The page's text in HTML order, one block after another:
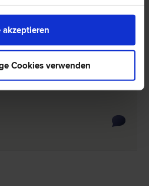
akzeptieren
Cookies verwenden